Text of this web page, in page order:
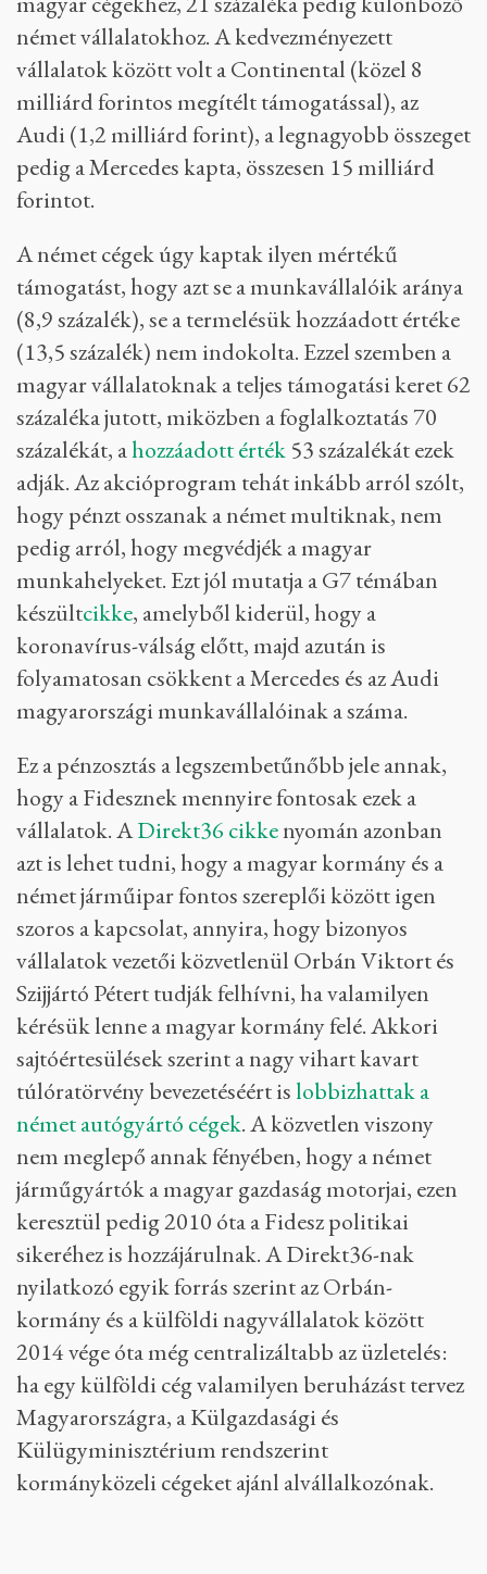
német vállalatokhoz. A kedvezményezett
vállalatok között volt a Continental (közel 8
milliárd forintos megítélt támogatással), az
Audi (1,2 milliárd forint), a legnagyobb összeget
pedig a Mercedes kapta, összesen 15 milliárd
forintot.
A német cégek úgy kaptak ilyen mértékű
támogatást, hogy azt se a munkavállalóik aránya
(8,9 százalék), se a termelésük hozzáadott értéke
(13,5 százalék) nem indokolta. Ezzel szemben a
magyar vállalatoknak a teljes támogatási keret 62
százaléka jutott, miközben a foglalkoztatás 70
százalékát, ahozzáadott érték 53 százalékát ezek
adják. Az akcióprogram tehát inkább arról szólt,
hogy pénzt osszanak a német multiknak, nem
pedig arról, hogy megvédjék a magyar
munkahelyeket. Ezt jól mutatja a G7 témában
készültcikke, amelyből kiderül, hogy a
koronavírus-válság előtt, majd azután is
folyamatosan csökkent a Mercedes és az Audi
magyarországi munkavállalóinak a száma.
Ez a pénzosztás a legszembetűnőbb jele annak,
hogy a Fidesznek mennyire fontosak ezek a
vállalatok. ADirekt36 cikkenyomán azonban
azt is lehet tudni, hogy a magyar kormány és a
német járműipar fontos szereplői között igen
szoros a kapcsolat, annyira, hogy bizonyos
vállalatok vezetői közvetlenül Orbán Viktort és
Szijjártó Pétert tudják felhívni, ha valamilyen
kérésük lenne a magyar kormány felé. Akkori
sajtóértesülések szerint a nagy vihart kavart
túlóratörvény bevezetéséért islobbizhattak a
német autógyártó cégek. A közvetlen viszony
nem meglepő annak fényében, hogy a német
járműgyártók a magyar gazdaság motorjai, ezen
keresztül pedig 2010 óta a Fidesz politikai
sikeréhez is hozzájárulnak. A Direkt36-nak
nyilatkozó egyik forrás szerint az Orbán-
kormány és a külföldi nagyvállalatok között
2014 vége óta még centralizáltabb az üzletelés:
ha egy külföldi cég valamilyen beruházást tervez
Magyarországra, a Külgazdasági és
Külügyminisztérium rendszerint
kormányközeli cégeket ajánl alvállalkozónak.